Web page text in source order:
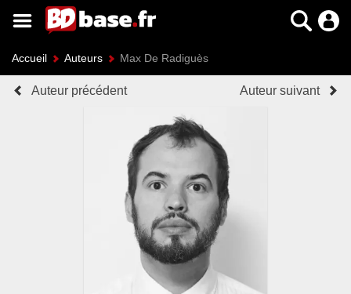
Accueil Auteurs Max De Radiguès
Auteur précédent Auteur suivant